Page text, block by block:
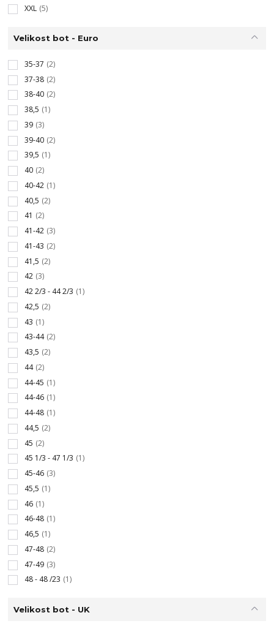
XXL (5)
Velikost bot - Euro
35-37 (2)
37-38 (2)
38-40 (2)
38,5 (1)
39 (3)
39-40 (2)
39,5 (1)
40 (2)
40-42 (1)
40,5 (2)
41 (2)
41-42 (3)
41-43 (2)
41,5 (2)
42 (3)
42 2/3 - 44 2/3 (1)
42,5 (2)
43 (1)
43-44 (2)
43,5 (2)
44 (2)
44-45 (1)
44-46 (1)
44-48 (1)
44,5 (2)
45 (2)
45 1/3 - 47 1/3 (1)
45-46 (3)
45,5 (1)
46 (1)
46-48 (1)
46,5 (1)
47-48 (2)
47-49 (3)
48 - 48 /23 (1)
Velikost bot - UK